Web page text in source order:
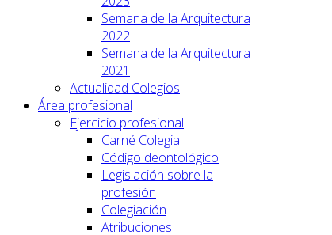
Semana de la Arquitectura
2022
Semana de la Arquitectura
2021
Actualidad Colegios
Área profesional
Ejercicio profesional
Carné Colegial
Código deontológico
Legislación sobre la
profesión
Colegiación
Atribuciones